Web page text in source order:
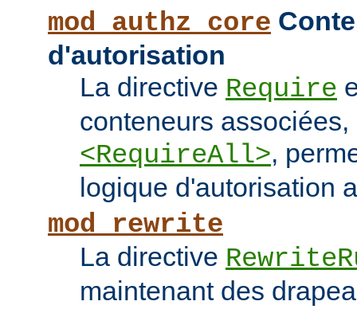
mod_authz_core
d'autorisation
La directive Require
conteneurs associées,
<RequireAll>,
logique d'autorisation
mod_rewrite
La directive
maintenant des